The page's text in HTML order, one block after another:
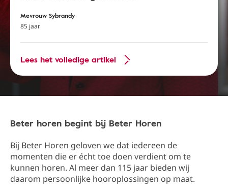
Mevrouw Sybrandy
85 jaar
Lees het volledige artikel
Beter horen begint bij Beter Horen
Bij Beter Horen geloven we dat iedereen de
momenten die er écht toe doen verdient om te
kunnen horen. Al meer dan 115 jaar bieden wij
daarom persoonlijke hooroplossingen op maat.